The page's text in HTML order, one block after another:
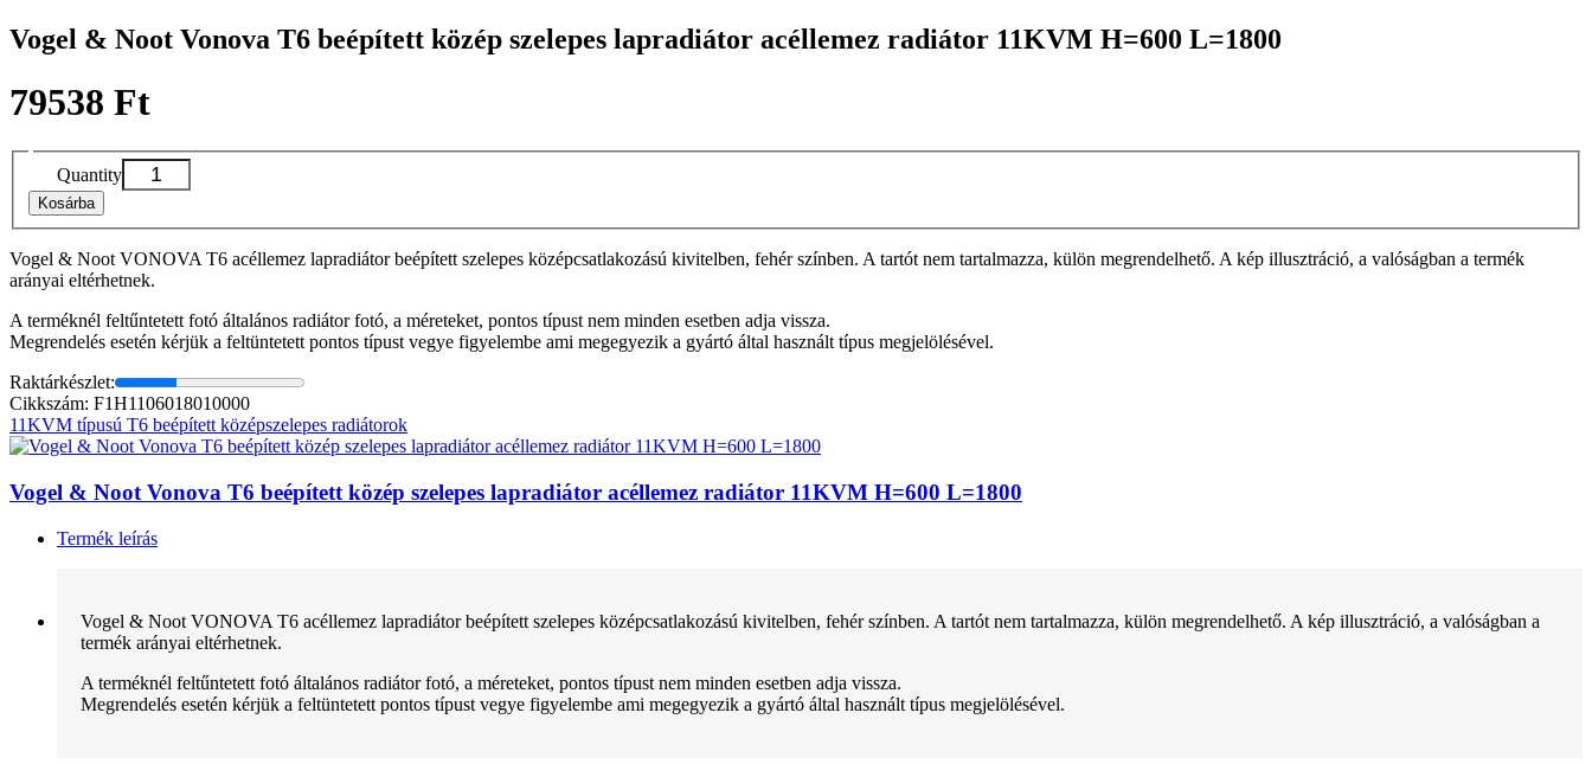
Vogel & Noot Vonova T6 beépített közép szelepes lapradiátor acéllemez radiátor 11KVM H=600 L=1800
79538 Ft
Quantity
Kosárba
Vogel & Noot VONOVA T6 acéllemez lapradiátor beépített szelepes középcsatlakozású kivitelben, fehér színben. A tartót nem tartalmazza, külön megrendelhető. A kép illusztráció, a valóságban a termék
arányai eltérhetnek.
A terméknél feltűntetett fotó általános radiátor fotó, a méreteket, pontos típust nem minden esetben adja vissza.
Megrendelés esetén kérjük a feltüntetett pontos típust vegye figyelembe ami megegyezik a gyártó által használt típus megjelölésével.
Raktárkészlet:
Cikkszám: F1H1106018010000
11KVM típusú T6 beépített középszelepes radiátorok
Vogel & Noot Vonova T6 beépített közép szelepes lapradiátor acéllemez radiátor 11KVM H=600 L=1800
Termék leírás
Vogel & Noot VONOVA T6 acéllemez lapradiátor beépített szelepes középcsatlakozású kivitelben, fehér színben. A tartót nem tartalmazza, külön megrendelhető. A kép illusztráció, a valóságban a
termék arányai eltérhetnek.
A terméknél feltűntetett fotó általános radiátor fotó, a méreteket, pontos típust nem minden esetben adja vissza.
Megrendelés esetén kérjük a feltüntetett pontos típust vegye figyelembe ami megegyezik a gyártó által használt típus megjelölésével.